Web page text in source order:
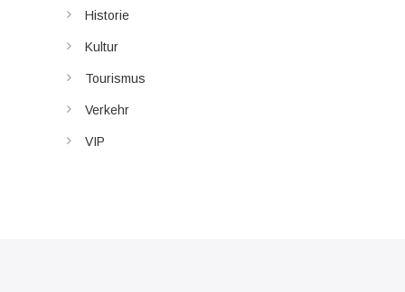
Historie
Kultur
Tourismus
Verkehr
VIP